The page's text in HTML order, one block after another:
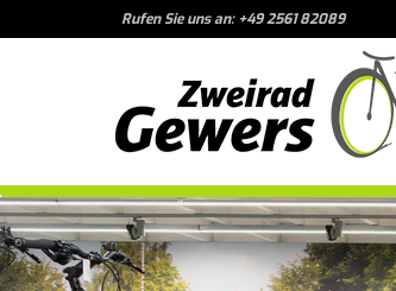
Rufen Sie uns an: +49 2561 82089